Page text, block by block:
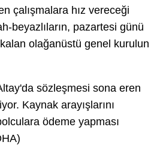
çalışmalara hız vereceği
beyazlıların, pazartesi günü
olağanüstü genel kurulun
sözleşmesi sona eren
Kaynak arayışlarını
ödeme yapması